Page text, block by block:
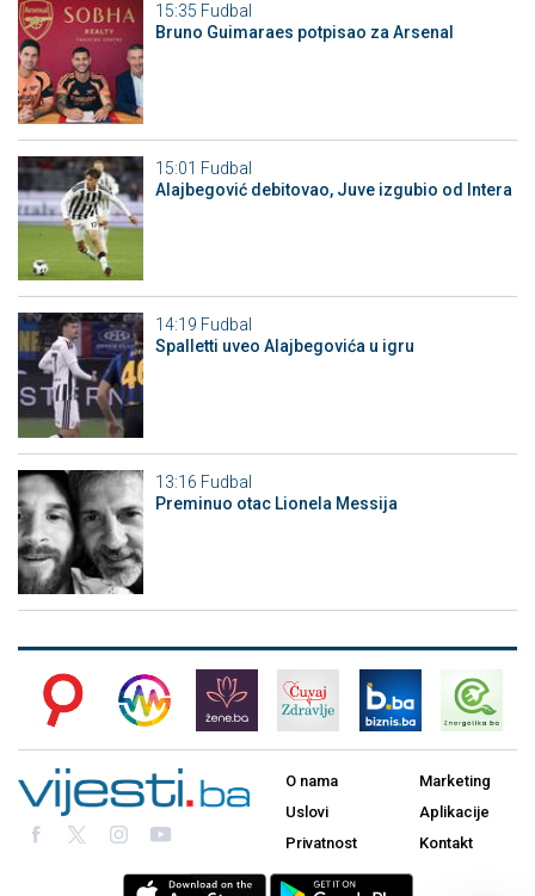
15:35 Fudbal
Bruno Guimaraes potpisao za Arsenal
15:01 Fudbal
Alajbegović debitovao, Juve izgubio od Intera
14:19 Fudbal
Spalletti uveo Alajbegovića u igru
13:16 Fudbal
Preminuo otac Lionela Messija
O nama
Uslovi
Privatnost
Marketing
Aplikacije
Kontakt